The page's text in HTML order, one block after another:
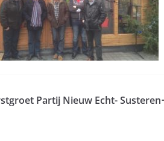
Partij Nieuw Echt- Susteren